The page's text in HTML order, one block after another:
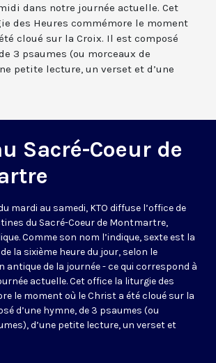
dans notre journée actuelle. Cet
des Heures commémore le moment
cloué sur la Croix. Il est composé
3 psaumes (ou morceaux de
petite lecture, un verset et d’une
Sacré-Coeur de
mardi au samedi, KTO diffuse l’office de
du Sacré-Coeur de Montmartre,
. Comme son nom l’indique, sexte est la
la sixième heure du jour, selon le
antique de la journée - ce qui correspond à
actuelle. Cet office la liturgie des
le moment où le Christ a été cloué sur la
d’une hymne, de 3 psaumes (ou
d’une petite lecture, un verset et